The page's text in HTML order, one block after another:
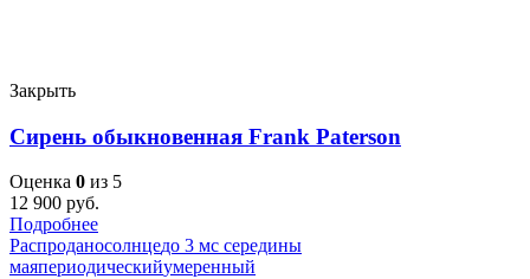
Закрыть
Сирень обыкновенная Frank Paterson
Оценка 0 из 5
12 900 руб.
Подробнее
Распроданосолнцедо 3 мс середины
маяпериодическийумеренный